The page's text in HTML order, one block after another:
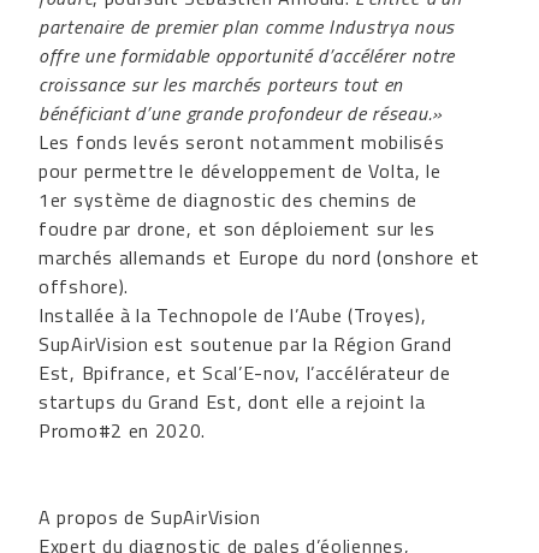
partenaire de premier plan comme Industrya nous
offre une formidable opportunité d’accélérer notre
croissance sur les marchés porteurs tout en
bénéficiant d’une grande profondeur de réseau.»
Les fonds levés seront notamment mobilisés
pour permettre le développement de Volta, le
1er système de diagnostic des chemins de
foudre par drone, et son déploiement sur les
marchés allemands et Europe du nord (onshore et
offshore).
Installée à la Technopole de l’Aube (Troyes),
SupAirVision est soutenue par la Région Grand
Est, Bpifrance, et Scal’E-nov, l’accélérateur de
startups du Grand Est, dont elle a rejoint la
Promo#2 en 2020.
A propos de SupAirVision
Expert du diagnostic de pales d’éoliennes,